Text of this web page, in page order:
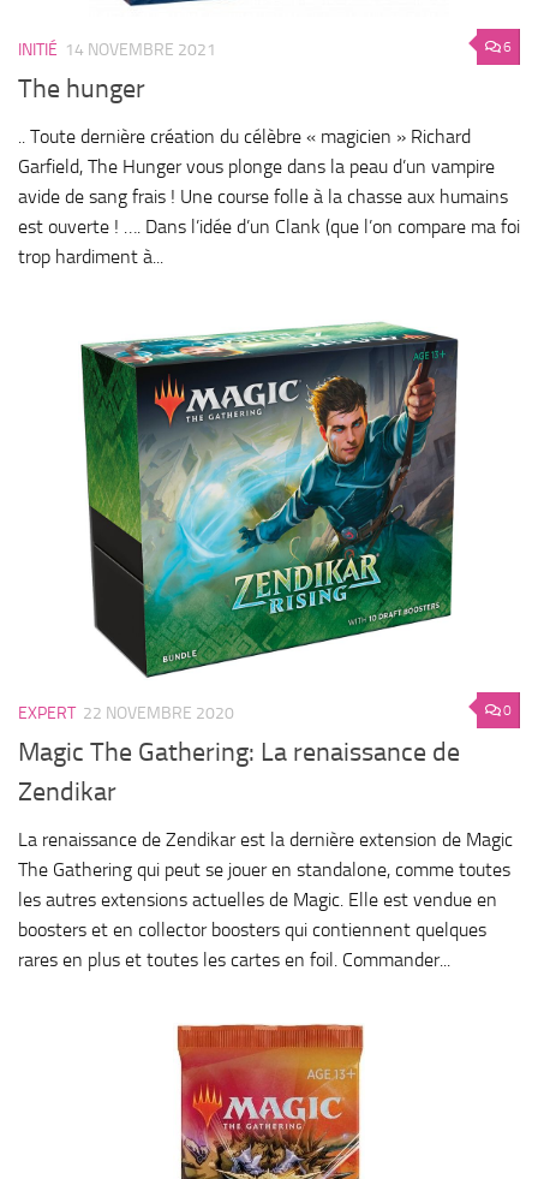
6
INITIÉ 14 NOVEMBRE 2021
The hunger
.. Toute dernière création du célèbre « magicien » Richard
Garfield, The Hunger vous plonge dans la peau d’un vampire
avide de sang frais ! Une course folle à la chasse aux humains
est ouverte ! …. Dans l’idée d’un Clank (que l’on compare ma foi
trop hardiment à...
0
EXPERT 22 NOVEMBRE 2020
Magic The Gathering: La renaissance de
Zendikar
La renaissance de Zendikar est la dernière extension de Magic
The Gathering qui peut se jouer en standalone, comme toutes
les autres extensions actuelles de Magic. Elle est vendue en
boosters et en collector boosters qui contiennent quelques
rares en plus et toutes les cartes en foil. Commander...